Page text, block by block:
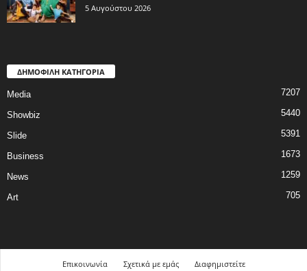
5 Αυγούστου 2026
ΔΗΜΟΦΙΛΗ ΚΑΤΗΓΟΡΙΑ
Media 7207
Showbiz 5440
Slide 5391
Business 1673
News 1259
Art 705
Επικοινωνία Σχετικά με εμάς Διαφημιστείτε